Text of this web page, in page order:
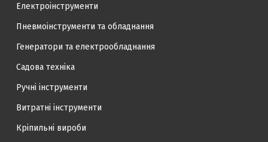
Електроінструменти
Пневмоінструменти та обладнання
Генератори та електрообладнання
Садова техніка
Ручні інструменти
Витратні інструменти
Кріпильні вироби